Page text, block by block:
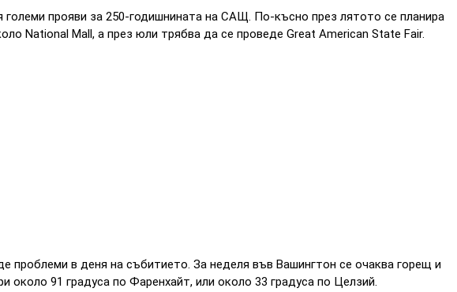
големи прояви за 250-годишнината на САЩ. По-късно през лятото се планира
National Mall, а през юли трябва да се проведе Great American State Fair.
проблеми в деня на събитието. За неделя във Вашингтон се очаква горещ и
около 91 градуса по Фаренхайт, или около 33 градуса по Целзий.